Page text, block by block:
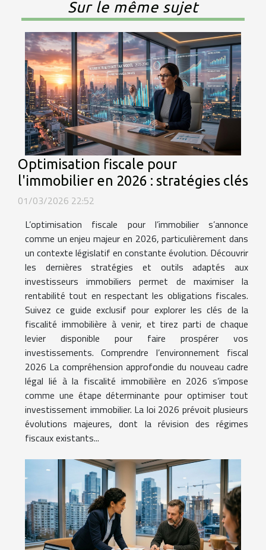
Sur le même sujet
Optimisation fiscale pour
l'immobilier en 2026 : stratégies clés
01/03/2026 22:52
L’optimisation fiscale pour l’immobilier s’annonce
comme un enjeu majeur en 2026, particulièrement dans
un contexte législatif en constante évolution. Découvrir
les dernières stratégies et outils adaptés aux
investisseurs immobiliers permet de maximiser la
rentabilité tout en respectant les obligations fiscales.
Suivez ce guide exclusif pour explorer les clés de la
fiscalité immobilière à venir, et tirez parti de chaque
levier disponible pour faire prospérer vos
investissements. Comprendre l’environnement fiscal
2026 La compréhension approfondie du nouveau cadre
légal lié à la fiscalité immobilière en 2026 s’impose
comme une étape déterminante pour optimiser tout
investissement immobilier. La loi 2026 prévoit plusieurs
évolutions majeures, dont la révision des régimes
fiscaux existants...